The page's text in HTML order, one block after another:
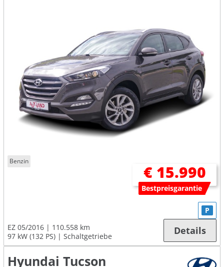
Benzin
€ 15.990
Bestpreisgarantie
EZ 05/2016
110.558 km
97 kW (132 PS)
Schaltgetriebe
P
Details
Hyundai Tucson